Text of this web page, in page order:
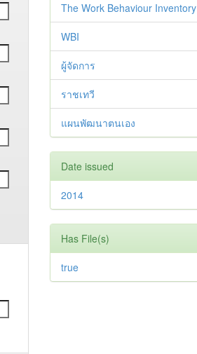
The Work Behaviour Inventory
WBI
ผู้จัดการ
ราชเทวี
แผนพัฒนาตนเอง
Date issued
2014
Has File(s)
true